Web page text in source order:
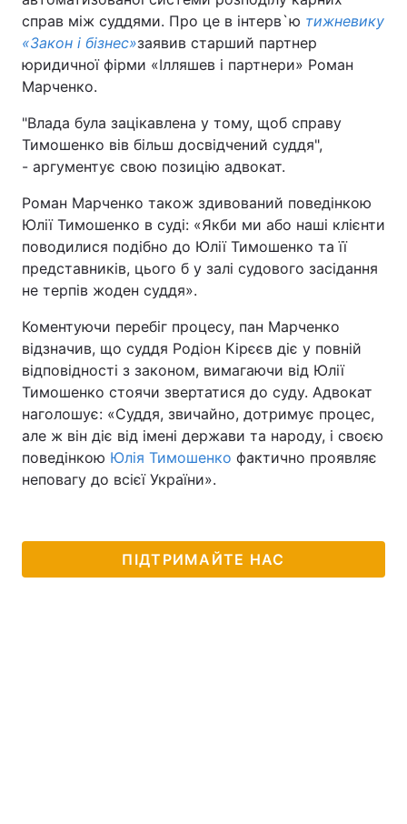
справ між суддями. Про це в інтерв`ю тижневику
«Закон і бізнес»заявив старший партнер
юридичної фірми «Ілляшев і партнери» Роман
Марченко.
"Влада була зацікавлена у тому, щоб справу
Тимошенко вів більш досвідчений суддя",
- аргументує свою позицію адвокат.
Роман Марченко також здивований поведінкою
Юлії Тимошенко в суді: «Якби ми або наші клієнти
поводилися подібно до Юлії Тимошенко та її
представників, цього б у залі судового засідання
не терпів жоден суддя».
Коментуючи перебіг процесу, пан Марченко
відзначив, що суддя Родіон Кірєєв діє у повній
відповідності з законом, вимагаючи від Юлії
Тимошенко стоячи звертатися до суду. Адвокат
наголошує: «Суддя, звичайно, дотримує процес,
але ж він діє від імені держави та народу, і своєю
поведінкою Юлія Тимошенко фактично проявляє
неповагу до всієї України».
ПІДТРИМАЙТЕ НАС